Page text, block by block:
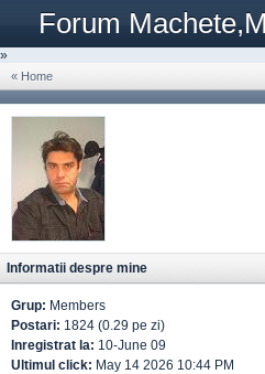
Forum
»
« Home
Informatii despre mine
Grup: Members
Postari: 1824 (0.29 pe zi)
Inregistrat la: 10-June 09
Ultimul click: May 14 2026 10:44 PM